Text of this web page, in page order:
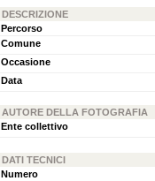
DESCRIZIONE
Percorso
Comune
Occasione
Data
AUTORE DELLA FOTOGRAFIA
Ente collettivo
DATI TECNICI
Numero